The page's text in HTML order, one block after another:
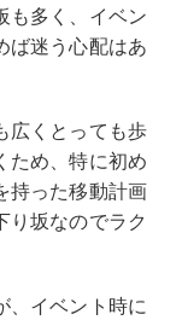
も多く、イベン
ば迷う心配はあ
広くとっても歩
ため、特に初め
持った移動計画
り坂なのでラク
、イベント時に